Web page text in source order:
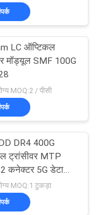
LC ऑप्टिकल
मॉड्यूल SMF 100G
MOQ:2 / पीसी
DR4 400G
ट्रांसीवर MTP
कनेक्टर 5G डेटा
MOQ:1 टुकड़ा